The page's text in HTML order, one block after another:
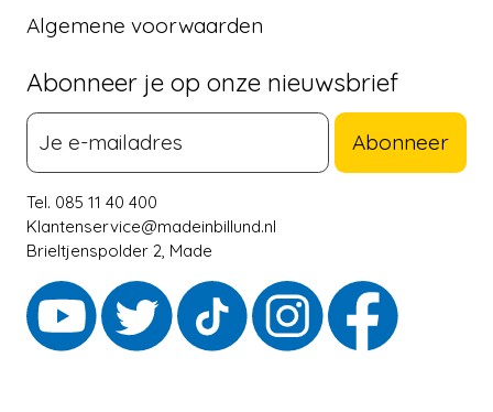
Algemene voorwaarden
Abonneer je op onze nieuwsbrief
Abonneer
Tel. 085 11 40 400
Klantenservice@madeinbillund.nl
Brieltjenspolder 2, Made